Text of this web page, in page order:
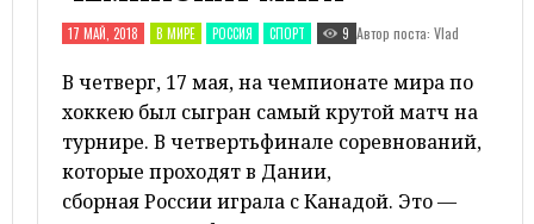
17 МАЙ, 2018 В МИРЕ РОССИЯ СПОРТ 9 Автор поста: Vlad
В четверг, 17 мая, на чемпионате мира по
хоккею был сыгран самый крутой матч на
турнире. В четвертьфинале соревнований,
которые проходят в Дании,
сборнаяРоссиииграла сКанадой. Это —